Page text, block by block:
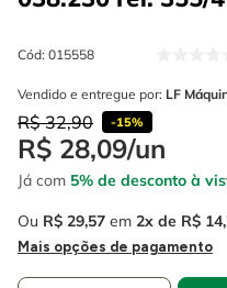
Cód: 015558
Vendido e entregue por: LF
R$ 32,90 -15%
R$ 28,09/un
Já com 5% de desconto à
Ou R$ 29,57 em 2 R$ 14,
Mais opções de pagamento
6º serra copo
7º luva
8º fio
9 º lavadora alta pressão
10º alicate
º escada
º serra circular
º serra copo
º luva
º fio
º lavadora alta pressão